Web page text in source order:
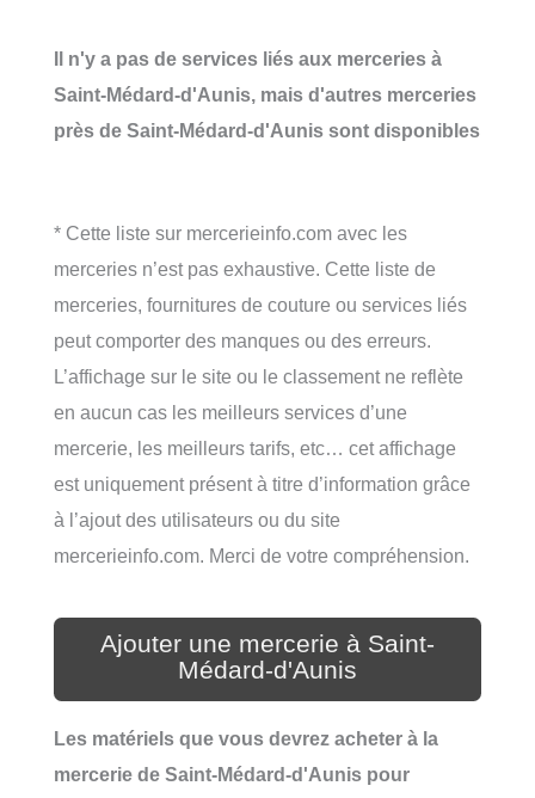
Il n'y a pas de services liés aux merceries à
Saint-Médard-d'Aunis, mais d'autres merceries
près de Saint-Médard-d'Aunis sont disponibles
* Cette liste sur mercerieinfo.com avec les
merceries n’est pas exhaustive. Cette liste de
merceries, fournitures de couture ou services liés
peut comporter des manques ou des erreurs.
L’affichage sur le site ou le classement ne reflète
en aucun cas les meilleurs services d’une
mercerie, les meilleurs tarifs, etc… cet affichage
est uniquement présent à titre d’information grâce
à l’ajout des utilisateurs ou du site
mercerieinfo.com. Merci de votre compréhension.
Ajouter une mercerie à Saint-
Médard-d'Aunis
Les matériels que vous devrez acheter à la
mercerie de Saint-Médard-d'Aunis pour